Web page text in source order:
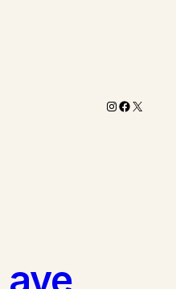
Instagram
X